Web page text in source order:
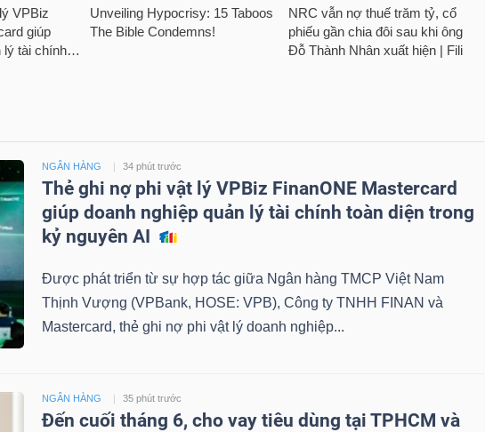
NGÂN HÀNG 34 phút trước
Thẻ ghi nợ phi vật lý VPBiz FinanONE Mastercard
giúp doanh nghiệp quản lý tài chính toàn diện trong
kỷ nguyên AI
Được phát triển từ sự hợp tác giữa Ngân hàng TMCP Việt Nam
Thịnh Vượng (VPBank, HOSE: VPB), Công ty TNHH FINAN và
Mastercard, thẻ ghi nợ phi vật lý doanh nghiệp...
NGÂN HÀNG 35 phút trước
Đến cuối tháng 6, cho vay tiêu dùng tại TPHCM và